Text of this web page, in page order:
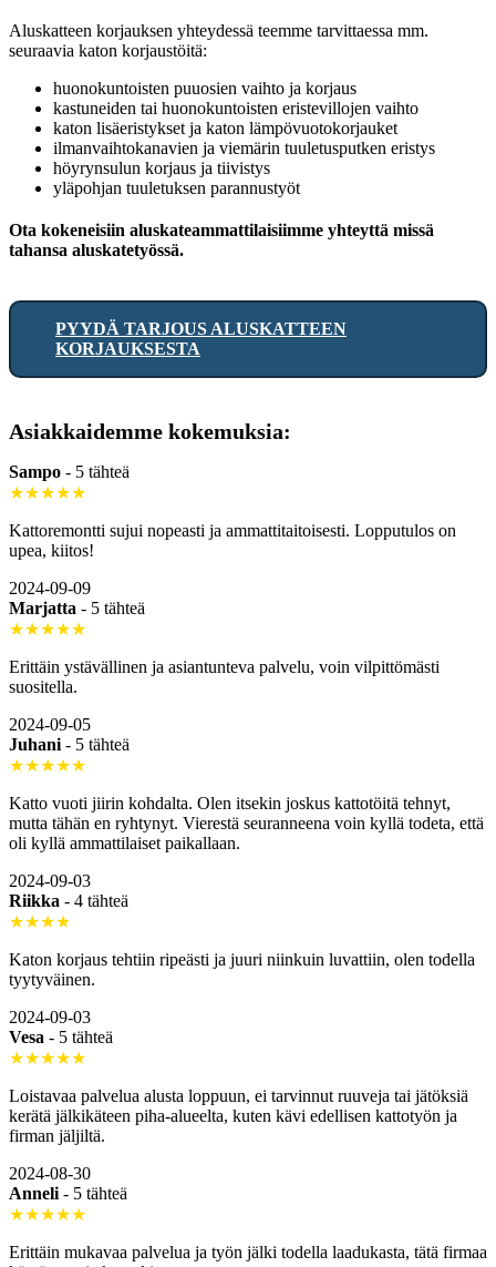
Aluskatteen korjauksen yhteydessä teemme tarvittaessa mm.
seuraavia katon korjaustöitä:
huonokuntoisten puuosien vaihto ja korjaus
kastuneiden tai huonokuntoisten eristevillojen vaihto
katon lisäeristykset ja katon lämpövuotokorjauket
ilmanvaihtokanavien ja viemärin tuuletusputken eristys
höyrynsulun korjaus ja tiivistys
yläpohjan tuuletuksen parannustyöt
Ota kokeneisiin aluskateammattilaisiimme yhteyttä missä
tahansa aluskatetyössä.
PYYDÄ TARJOUS ALUSKATTEEN
KORJAUKSESTA
Asiakkaidemme kokemuksia:
Sampo - 5 tähteä
★★★★★
Kattoremontti sujui nopeasti ja ammattitaitoisesti. Lopputulos on
upea, kiitos!
2024-09-09
Marjatta - 5 tähteä
★★★★★
Erittäin ystävällinen ja asiantunteva palvelu, voin vilpittömästi
suositella.
2024-09-05
Juhani - 5 tähteä
★★★★★
Katto vuoti jiirin kohdalta. Olen itsekin joskus kattotöitä tehnyt,
mutta tähän en ryhtynyt. Vierestä seuranneena voin kyllä todeta, että
oli kyllä ammattilaiset paikallaan.
2024-09-03
Riikka - 4 tähteä
★★★★
Katon korjaus tehtiin ripeästi ja juuri niinkuin luvattiin, olen todella
tyytyväinen.
2024-09-03
Vesa - 5 tähteä
★★★★★
Loistavaa palvelua alusta loppuun, ei tarvinnut ruuveja tai jätöksiä
kerätä jälkikäteen piha-alueelta, kuten kävi edellisen kattotyön ja
firman jäljiltä.
2024-08-30
Anneli - 5 tähteä
★★★★★
Erittäin mukavaa palvelua ja työn jälki todella laadukasta, tätä firmaa